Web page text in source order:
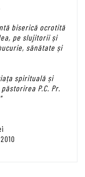
biserică ocrotită
pe slujitorii și
sănătate și
spirituală și
P.C. Pr.